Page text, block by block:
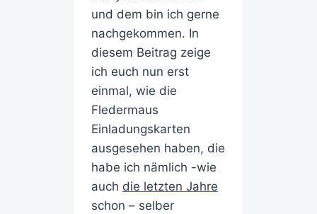
und dem bin ich gerne
nachgekommen. In
diesem Beitrag zeige
ich euch nun erst
einmal, wie die
Fledermaus
Einladungskarten
ausgesehen haben, die
habe ich nämlich -wie
auch die letzten Jahre
schon – selber